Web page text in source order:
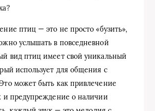
птиц — это не просто «бузить»,
услышать в повседневной
вид птиц имеет свой уникальный
использует для общения с
может быть как привлечение
и предупреждение о наличии